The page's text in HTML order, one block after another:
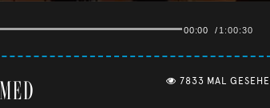
00:00 / 1:00:30
7833 MAL